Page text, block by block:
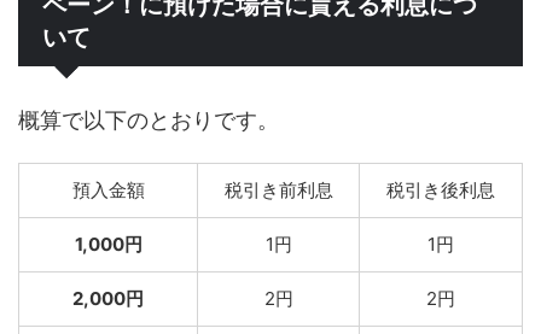
いて
概算で以下のとおりです。
預入金額 税引き前利息 税引き後利息
1,000円 1円 1円
2,000円 2円 2円